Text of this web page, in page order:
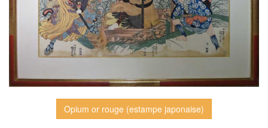
Opium or rouge (estampe japonaise)